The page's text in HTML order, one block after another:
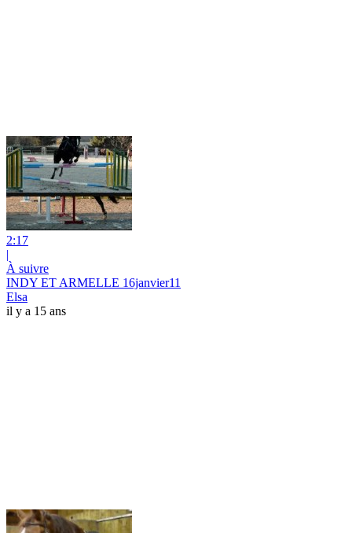
2:17
|
À suivre
INDY ET ARMELLE 16janvier11
Elsa
il y a 15 ans